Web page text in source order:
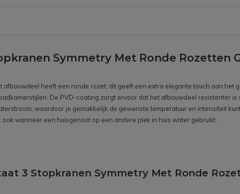
Symmetry Met Ronde Rozetten
heeft een ronde rozet, dit geeft een extra elegante touch aan het
De PVD-coating zorgt ervoor dat het afbouwdeel resistenter is
waardoor je gemakkelijk de gewenste temperatuur en intensiteit
wanneer een huisgenoot op een andere plek in huis water gebruikt.
3 Stopkranen Symmetry Met Ronde